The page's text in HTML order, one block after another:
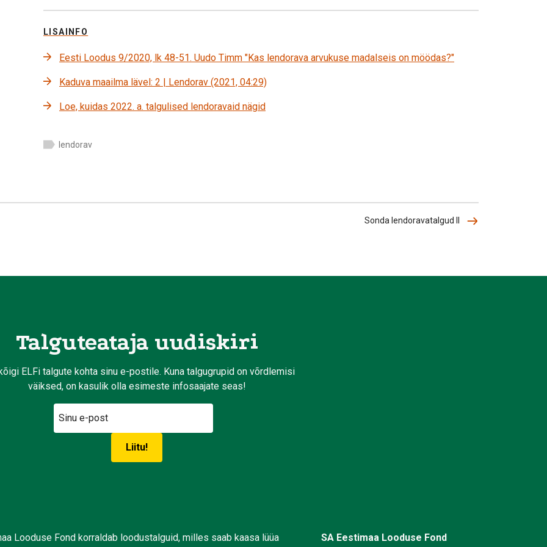
LISAINFO
Eesti Loodus 9/2020, lk 48-51. Uudo Timm "Kas lendorava arvukuse madalseis on möödas?"
Kaduva maailma lävel: 2 | Lendorav (2021, 04:29)
Loe, kuidas 2022. a. talgulised lendoravaid nägid
lendorav
Sonda lendoravatalgud II
Talguteataja uudiskiri
ELFi talgute kohta sinu e-postile. Kuna talgugrupid on võrdlemisi
väiksed, on kasulik olla esimeste infosaajate seas!
Looduse Fond korraldab loodustalguid, milles saab kaasa lüüa
SA Eestimaa Looduse Fond